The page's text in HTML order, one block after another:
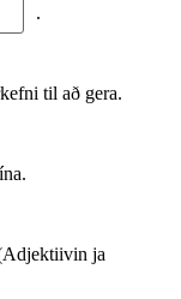
.
til að gera.
ja